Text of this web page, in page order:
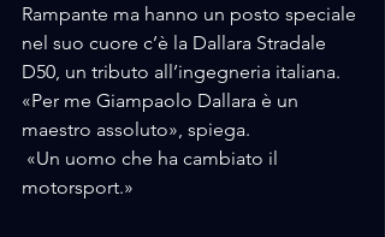
Rampante ma hanno un posto speciale
nel suo cuore c’è la Dallara Stradale
D50, un tributo all’ingegneria italiana.
«Per me Giampaolo Dallara è un
maestro assoluto», spiega.
motorsport.»